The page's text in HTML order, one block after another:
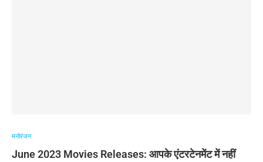
मनोरंजन
June 2023 Movies Releases: आपके एंटरटेनमेंट में नहीं